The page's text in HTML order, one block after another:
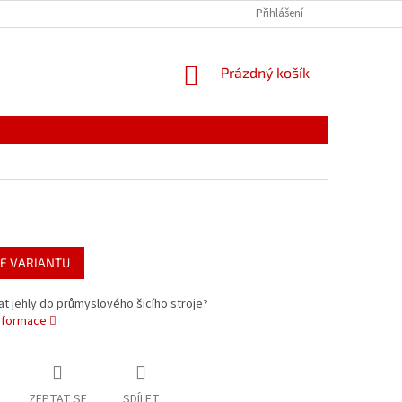
REKLAMACE
Přihlášení
NÁKUPNÍ
Prázdný košík
VARIANTU
jehly do průmyslového šicího stroje?